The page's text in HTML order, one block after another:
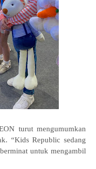
turut mengumumkan
“Kids Republic sedang
untuk mengambil